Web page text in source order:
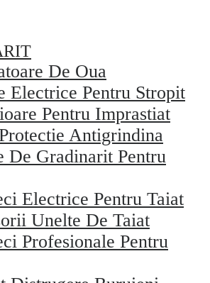
De Oua
Electrice Pentru Stropit
Pentru Imprastiat
Antigrindina
De Gradinarit Pentru
Electrice Pentru Taiat
Unelte De Taiat
Profesionale Pentru